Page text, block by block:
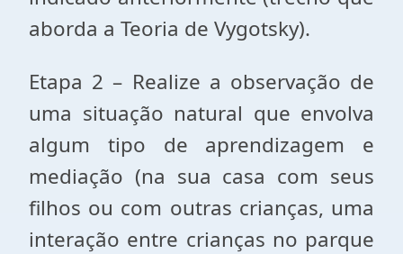
aborda a Teoria de Vygotsky).
Etapa 2 – Realize a observação de
uma situação natural que envolva
algum tipo de aprendizagem e
mediação (na sua casa com seus
filhos ou com outras crianças, uma
interação entre crianças no parque